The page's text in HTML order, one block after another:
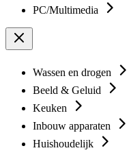
PC/Multimedia
Wassen en drogen
Beeld & Geluid
Keuken
Inbouw apparaten
Huishoudelijk